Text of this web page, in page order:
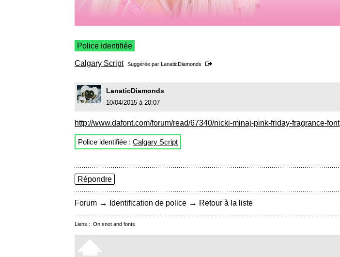
Police identifiée
Calgary Script Suggérée par LanaticDiamonds
LanaticDiamonds
10/04/2015 à 20:07
http://www.dafont.com/forum/read/67340/nicki-minaj-pink-friday-fragrance-font
Police identifiée : Calgary Script
Répondre
Forum → Identification de police → Retour à la liste
Liens : On snot and fonts